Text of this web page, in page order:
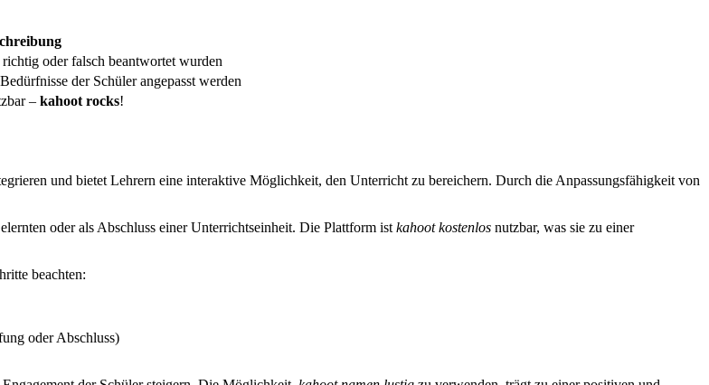
oder falsch beantwortet wurden
der Schüler angepasst werden
– kahoot rocks!
und bietet Lehrern eine interaktive Möglichkeit, den Unterricht zu bereichern. Durch die Anpassungsfähigkeit von
oder als Abschluss einer Unterrichtseinheit. Die Plattform ist kahoot kostenlos nutzbar, was sie zu einer
beachten:
oder Abschluss)